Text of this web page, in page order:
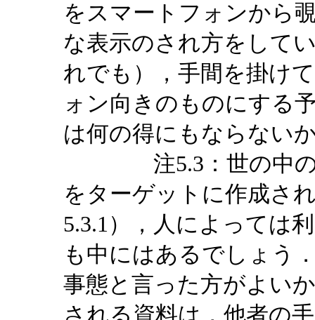
をスマートフォンから
な表示のされ方をして
れでも），手間を掛け
ォン向きのものにする
は何の得にもならない
注5.3：世の中の資
をターゲットに作成さ
5.3.1），人によっては
も中にはあるでしょう
事態と言った方がよい
される資料は，他者の